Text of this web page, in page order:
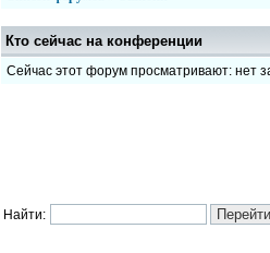
Кто сейчас на конференции
Сейчас этот форум просматривают: нет
Найти: